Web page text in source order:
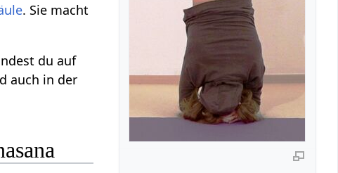
. Sie macht
du auf
auch in der